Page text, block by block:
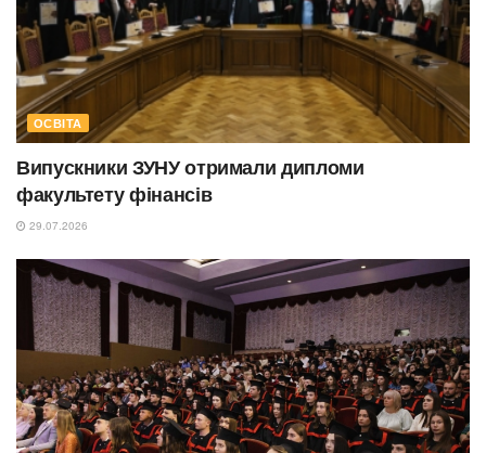
ОСВІТА
Випускники ЗУНУ отримали дипломи
факультету фінансів
29.07.2026